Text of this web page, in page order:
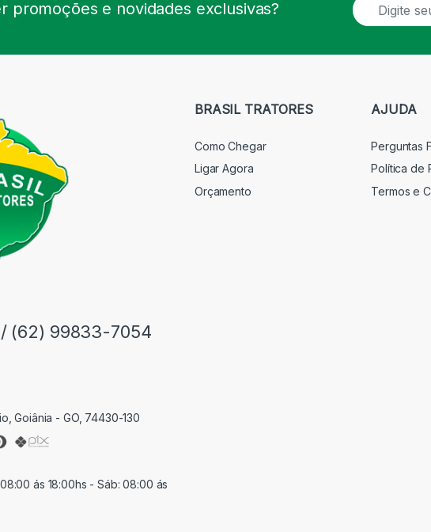
promoções e novidades exclusivas?
m
(62) 99833-7054
Goiânia - GO, 74430-130
ás 18:00hs - Sáb: 08:00 ás
BRASIL TRATORES
Como Chegar
Ligar Agora
Orçamento
AJUDA
Perguntas
Política de
Termos e